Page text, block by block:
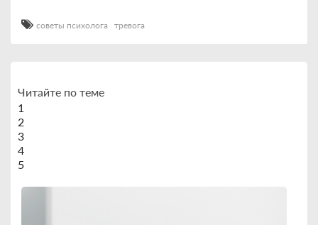
советы психолога тревога
Читайте по теме
1
2
3
4
5